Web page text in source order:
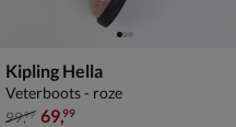
Kipling Hella
Veterboots - roze
van € 99,99 voor € 69,99
99,99 69,99